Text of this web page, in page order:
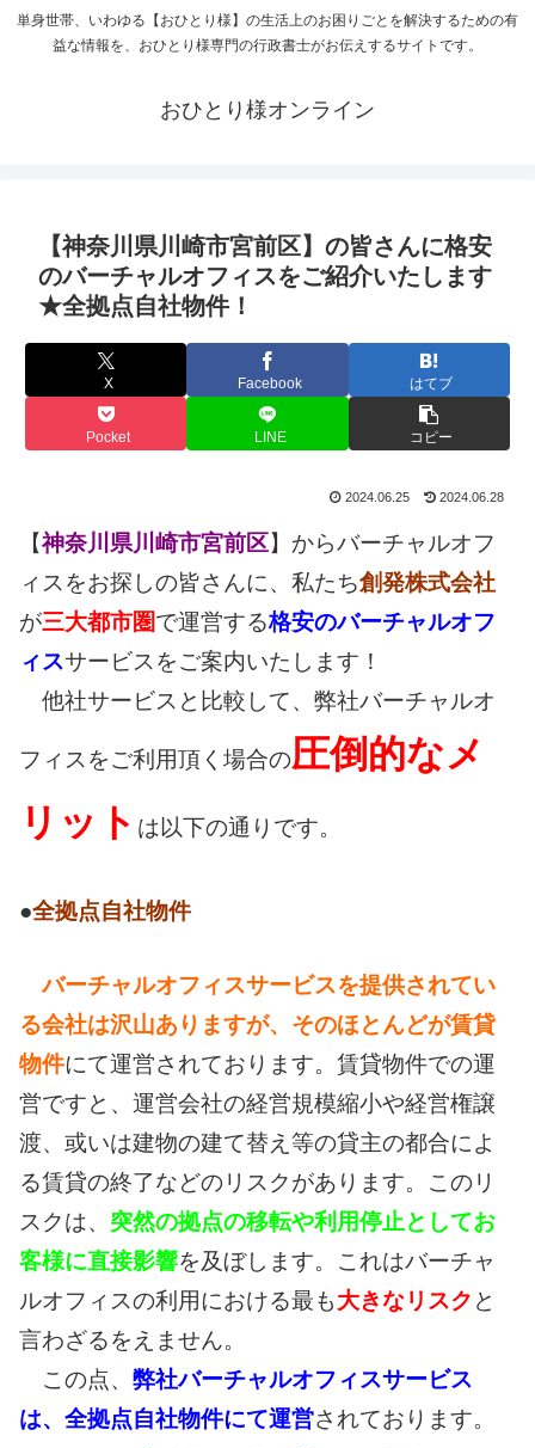
単身世帯、いわゆる【おひとり様】の生活上のお困りごとを解決するための有
益な情報を、おひとり様専門の行政書士がお伝えするサイトです。
おひとり様オンライン
【神奈川県川崎市宮前区】の皆さんに格安
のバーチャルオフィスをご紹介いたします
★全拠点自社物件！
X Facebook はてブ
Pocket LINE コピー
2024.06.25 2024.06.28
【神奈川県川崎市宮前区】からバーチャルオフ
ィスをお探しの皆さんに、私たち創発株式会社
が三大都市圏で運営する格安のバーチャルオフ
ィスサービスをご案内いたします！
他社サービスと比較して、弊社バーチャルオ
フィスをご利用頂く場合の圧倒的なメ
リット は以下の通りです。
●全拠点自社物件
バーチャルオフィスサービスを提供されてい
る会社は沢山ありますが、そのほとんどが賃貸
物件にて運営されております。賃貸物件での運
営ですと、運営会社の経営規模縮小や経営権譲
渡、或いは建物の建て替え等の貸主の都合によ
る賃貸の終了などのリスクがあります。このリ
スクは、 突然の拠点の移転や利用停止としてお
客様に直接影響を及ぼします。これはバーチャ
ルオフィスの利用における最も大きなリスク と
言わざるをえません。
この点、 弊社バーチャルオフィスサービス
は、全拠点自社物件にて運営されております。